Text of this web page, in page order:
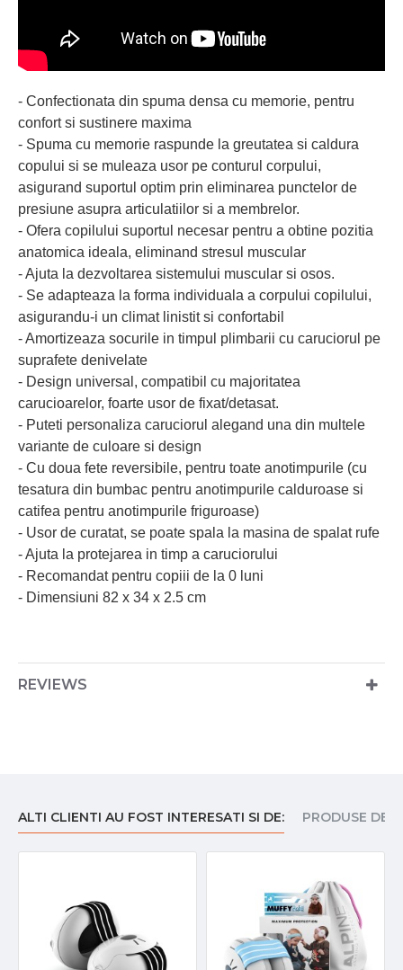
- Confectionata din spuma densa cu memorie, pentru
confort si sustinere maxima
- Spuma cu memorie raspunde la greutatea si caldura
copului si se muleaza usor pe conturul corpului,
asigurand suportul optim prin eliminarea punctelor de
presiune asupra articulatiilor si a membrelor.
- Ofera copilului suportul necesar pentru a obtine pozitia
anatomica ideala, eliminand stresul muscular
- Ajuta la dezvoltarea sistemului muscular si osos.
- Se adapteaza la forma individuala a corpului copilului,
asigurandu-i un climat linistit si confortabil
- Amortizeaza socurile in timpul plimbarii cu caruciorul pe
suprafete denivelate
- Design universal, compatibil cu majoritatea
carucioarelor, foarte usor de fixat/detasat.
- Puteti personaliza caruciorul alegand una din multele
variante de culoare si design
- Cu doua fete reversibile, pentru toate anotimpurile (cu
tesatura din bumbac pentru anotimpurile calduroase si
catifea pentru anotimpurile friguroase)
- Usor de curatat, se poate spala la masina de spalat rufe
- Ajuta la protejarea in timp a caruciorului
- Recomandat pentru copiii de la 0 luni
- Dimensiuni 82 x 34 x 2.5 cm
REVIEWS
ALTI CLIENTI AU FOST INTERESATI SI DE: PRODUSE DE